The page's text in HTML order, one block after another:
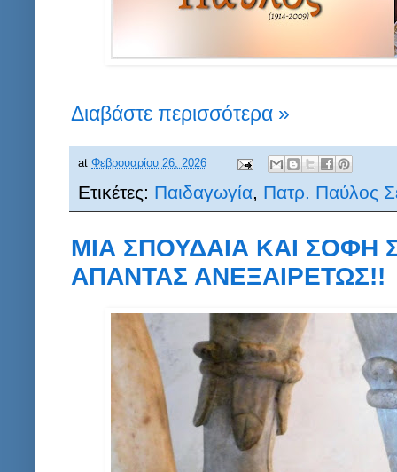
Διαβάστε περισσότερα »
at Φεβρουαρίου 26, 2026
Ετικέτες: Παιδαγωγία, Πατρ. Παύλος
ΜΙΑ ΣΠΟΥΔΑΙΑ ΚΑΙ
ΑΠΑΝΤΑΣ ΑΝΕΞΑΙΡΕΤΩΣ!!